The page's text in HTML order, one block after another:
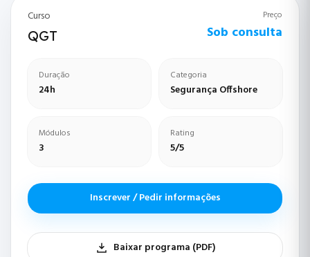
Curso
QGT
Preço
Sob consulta
Duração
24h
Categoria
Segurança Offshore
Módulos
3
Rating
5/5
Inscrever / Pedir informações
Baixar programa (PDF)